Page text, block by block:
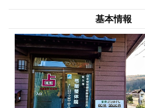
基本情報